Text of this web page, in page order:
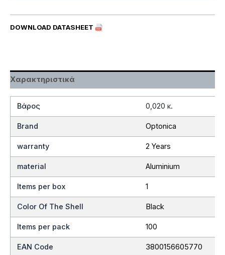
DOWNLOAD DATASHEET
Χαρακτηριστικά
Βάρος 0,020 κ.
Brand Optonica
warranty 2 Years
material Aluminium
Items per box 1
Color Of The Shell Black
Items per pack 100
EAN Code 3800156605770